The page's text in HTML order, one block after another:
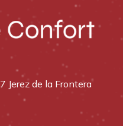
Jerez de la Frontera